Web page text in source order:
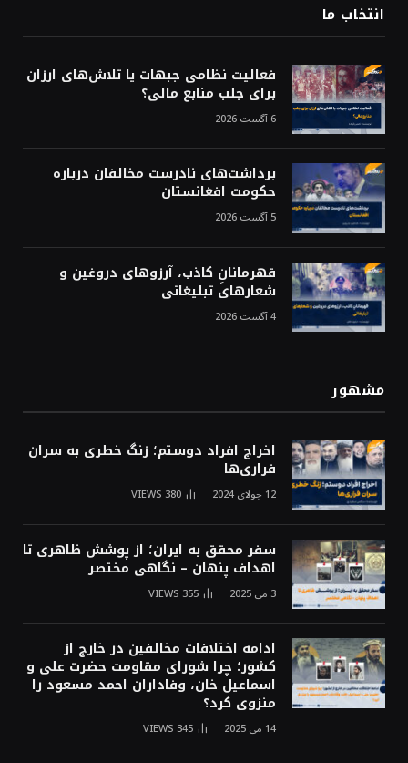
انتخاب ما
فعالیت نظامی جبهات یا تلاش‌های ارزان
برای جلب منابع مالی؟
6 آگست 2026
برداشت‌های نادرست مخالفان درباره
حکومت افغانستان
5 آگست 2026
قهرمانانِ کاذب، آرزوهای دروغین و
شعارهای تبلیغاتی
4 آگست 2026
مشهور
اخراج افراد دوستم؛ زنگ خطری به سران
فراری‌ها
12 جولای 2024 380
VIEWS
سفر محقق به ایران؛ از پوشش ظاهری تا
اهداف پنهان – نگاهی مختصر
3 می 2025 355
VIEWS
ادامه اختلافات مخالفین در خارج از
کشور؛ چرا شورای مقاومت حضرت علی و
اسماعیل خان، وفاداران احمد مسعود را
منزوی کرد؟
14 می 2025 345
VIEWS